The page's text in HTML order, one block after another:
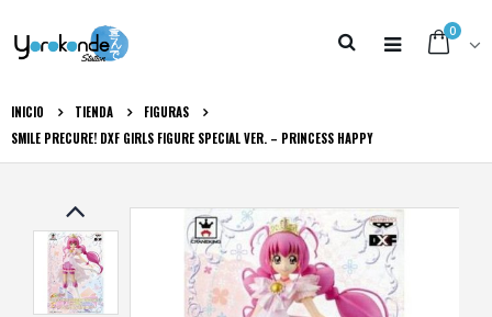
0
INICIO TIENDA
FIGURAS
SMILE PRECURE! DXF GIRLS FIGURE SPECIAL VER. – PRINCESS HAPPY